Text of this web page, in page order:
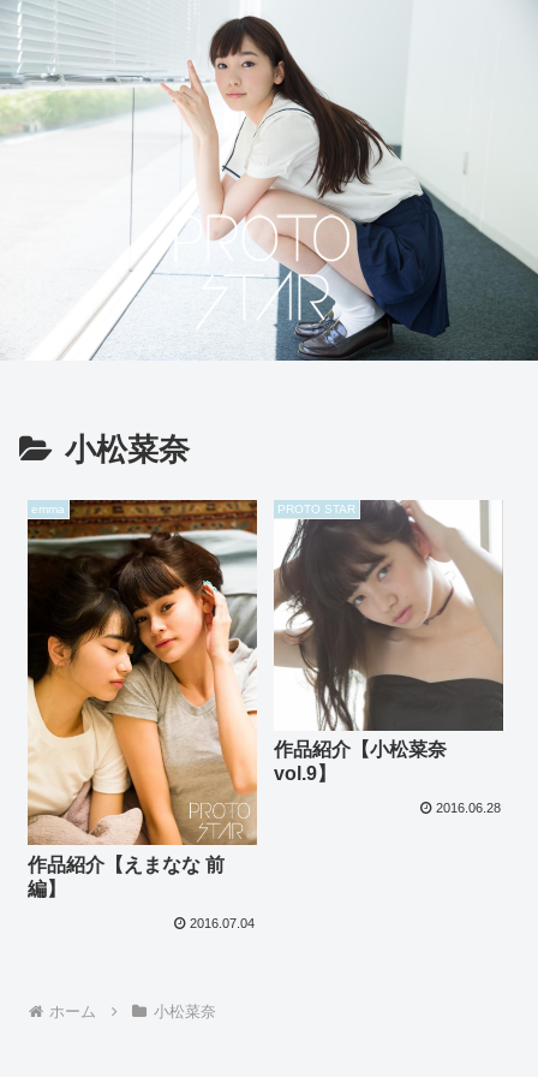
小松菜奈
emma
作品紹介【えまなな 前
編】
2016.07.04
PROTO STAR
作品紹介【小松菜奈
vol.9】
2016.06.28
ホーム 小松菜奈